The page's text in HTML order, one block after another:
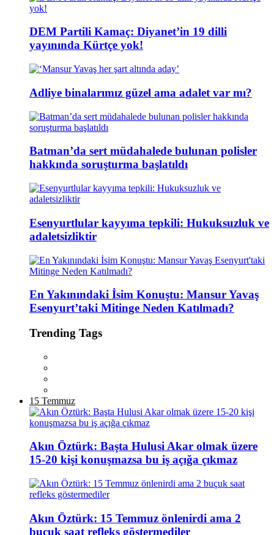
DEM Partili Kamaç: Diyanet’in 19 dilli
yayınında Kürtçe yok!
Adliye binalarımız güzel ama adalet var mı?
Batman’da sert müdahalede bulunan polisler
hakkında soruşturma başlatıldı
Esenyurtlular kayyıma tepkili: Hukuksuzluk ve
adaletsizliktir
En Yakınındaki İsim Konuştu: Mansur Yavaş
Esenyurt’taki Mitinge Neden Katılmadı?
Trending Tags
15 Temmuz
Akın Öztürk: Başta Hulusi Akar olmak üzere
15-20 kişi konuşmazsa bu iş açığa çıkmaz
Akın Öztürk: 15 Temmuz önlenirdi ama 2
buçuk saat refleks göstermediler